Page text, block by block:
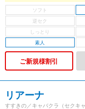
素人
ご新規様割引
リアーナ
すすきの／キャバクラ（セクキャ